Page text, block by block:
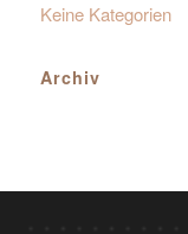
Keine Kategorien
Archiv